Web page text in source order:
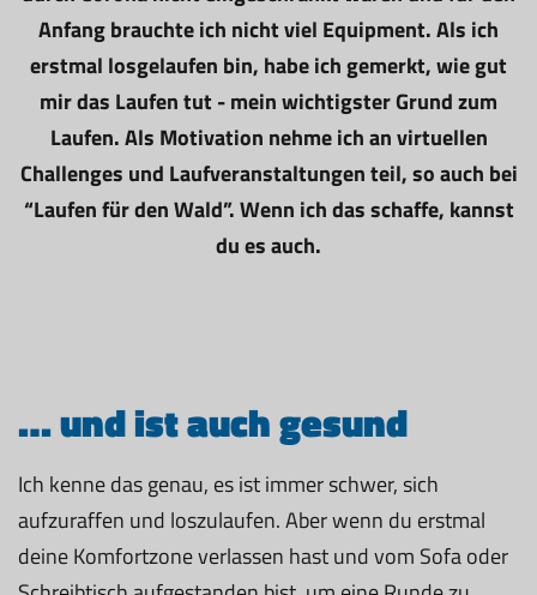
Anfang brauchte ich nicht viel Equipment. Als ich
erstmal losgelaufen bin, habe ich gemerkt, wie gut
mir das Laufen tut - mein wichtigster Grund zum
Laufen. Als Motivation nehme ich an virtuellen
Challenges und Laufveranstaltungen teil, so auch bei
“Laufen für den Wald”. Wenn ich das schaffe, kannst
du es auch.
… und ist auch gesund
Ich kenne das genau, es ist immer schwer, sich
aufzuraffen und loszulaufen. Aber wenn du erstmal
deine Komfortzone verlassen hast und vom Sofa oder